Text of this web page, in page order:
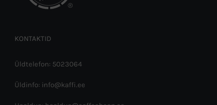
®
KONTAKTID
Üldtelefon: 5023064
Üldinfo: info@kaffi.ee